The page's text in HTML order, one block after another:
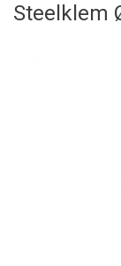
Steelklem